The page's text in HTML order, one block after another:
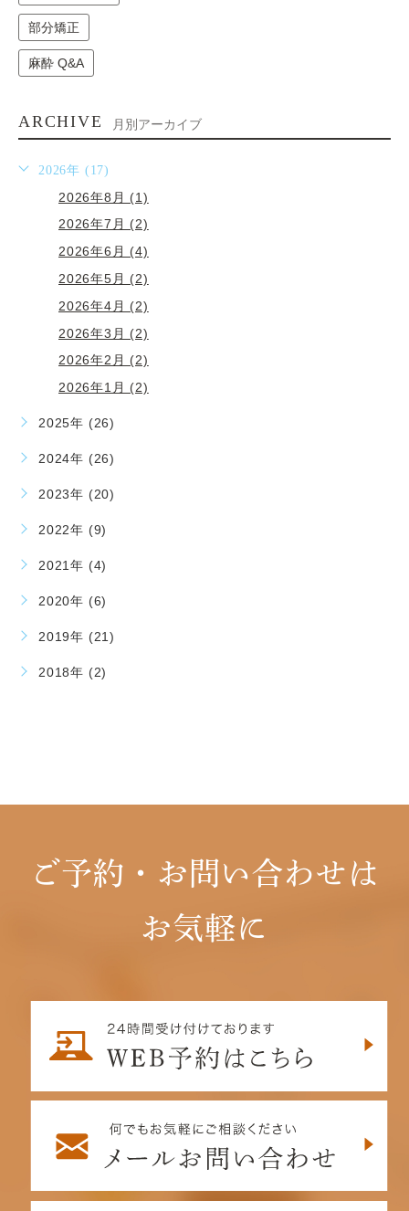
部分矯正
麻酔 Q&A
ARCHIVE 月別アーカイブ
2026年 (17)
2026年8月 (1)
2026年7月 (2)
2026年6月 (4)
2026年5月 (2)
2026年4月 (2)
2026年3月 (2)
2026年2月 (2)
2026年1月 (2)
2025年 (26)
2024年 (26)
2023年 (20)
2022年 (9)
2021年 (4)
2020年 (6)
2019年 (21)
2018年 (2)
ご予約・お問い合わせは
お気軽に